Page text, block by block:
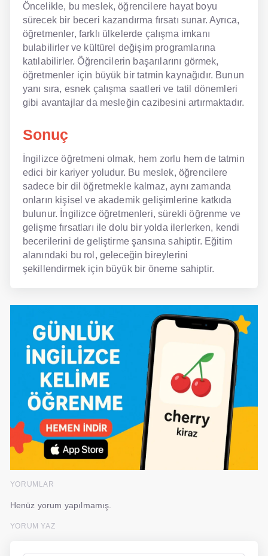
Öncelikle, bu meslek, öğrencilere hayat boyu
sürecek bir beceri kazandırma fırsatı sunar. Ayrıca,
öğretmenler, farklı ülkelerde çalışma imkanı
bulabilirler ve kültürel değişim programlarına
katılabilirler. Öğrencilerin başarılarını görmek,
öğretmenler için büyük bir tatmin kaynağıdır. Bunun
yanı sıra, esnek çalışma saatleri ve tatil dönemleri
gibi avantajlar da mesleğin cazibesini artırmaktadır.
Sonuç
İngilizce öğretmeni olmak, hem zorlu hem de tatmin
edici bir kariyer yoludur. Bu meslek, öğrencilere
sadece bir dil öğretmekle kalmaz, aynı zamanda
onların kişisel ve akademik gelişimlerine katkıda
bulunur. İngilizce öğretmenleri, sürekli öğrenme ve
gelişme fırsatları ile dolu bir yolda ilerlerken, kendi
becerilerini de geliştirme şansına sahiptir. Eğitim
alanındaki bu rol, geleceğin bireylerini
şekillendirmek için büyük bir öneme sahiptir.
YORUMLAR
Henüz yorum yapılmamış.
YORUM YAZ